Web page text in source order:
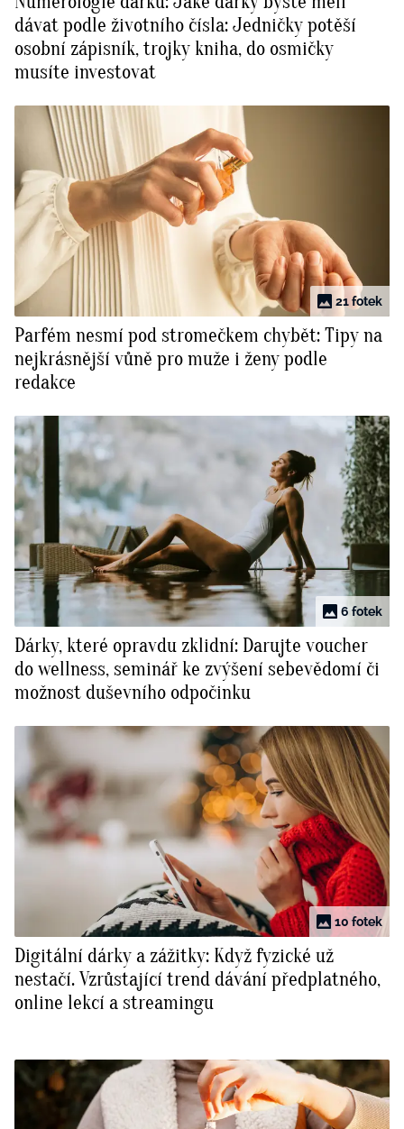
dávat podle životního čísla: Jedničky potěší
osobní zápisník, trojky kniha, do osmičky
musíte investovat
21 fotek
Parfém nesmí pod stromečkem chybět: Tipy na
nejkrásnější vůně pro muže i ženy podle
redakce
6 fotek
Dárky, které opravdu zklidní: Darujte voucher
do wellness, seminář ke zvýšení sebevědomí či
možnost duševního odpočinku
10 fotek
Digitální dárky a zážitky: Když fyzické už
nestačí. Vzrůstající trend dávání předplatného,
online lekcí a streamingu